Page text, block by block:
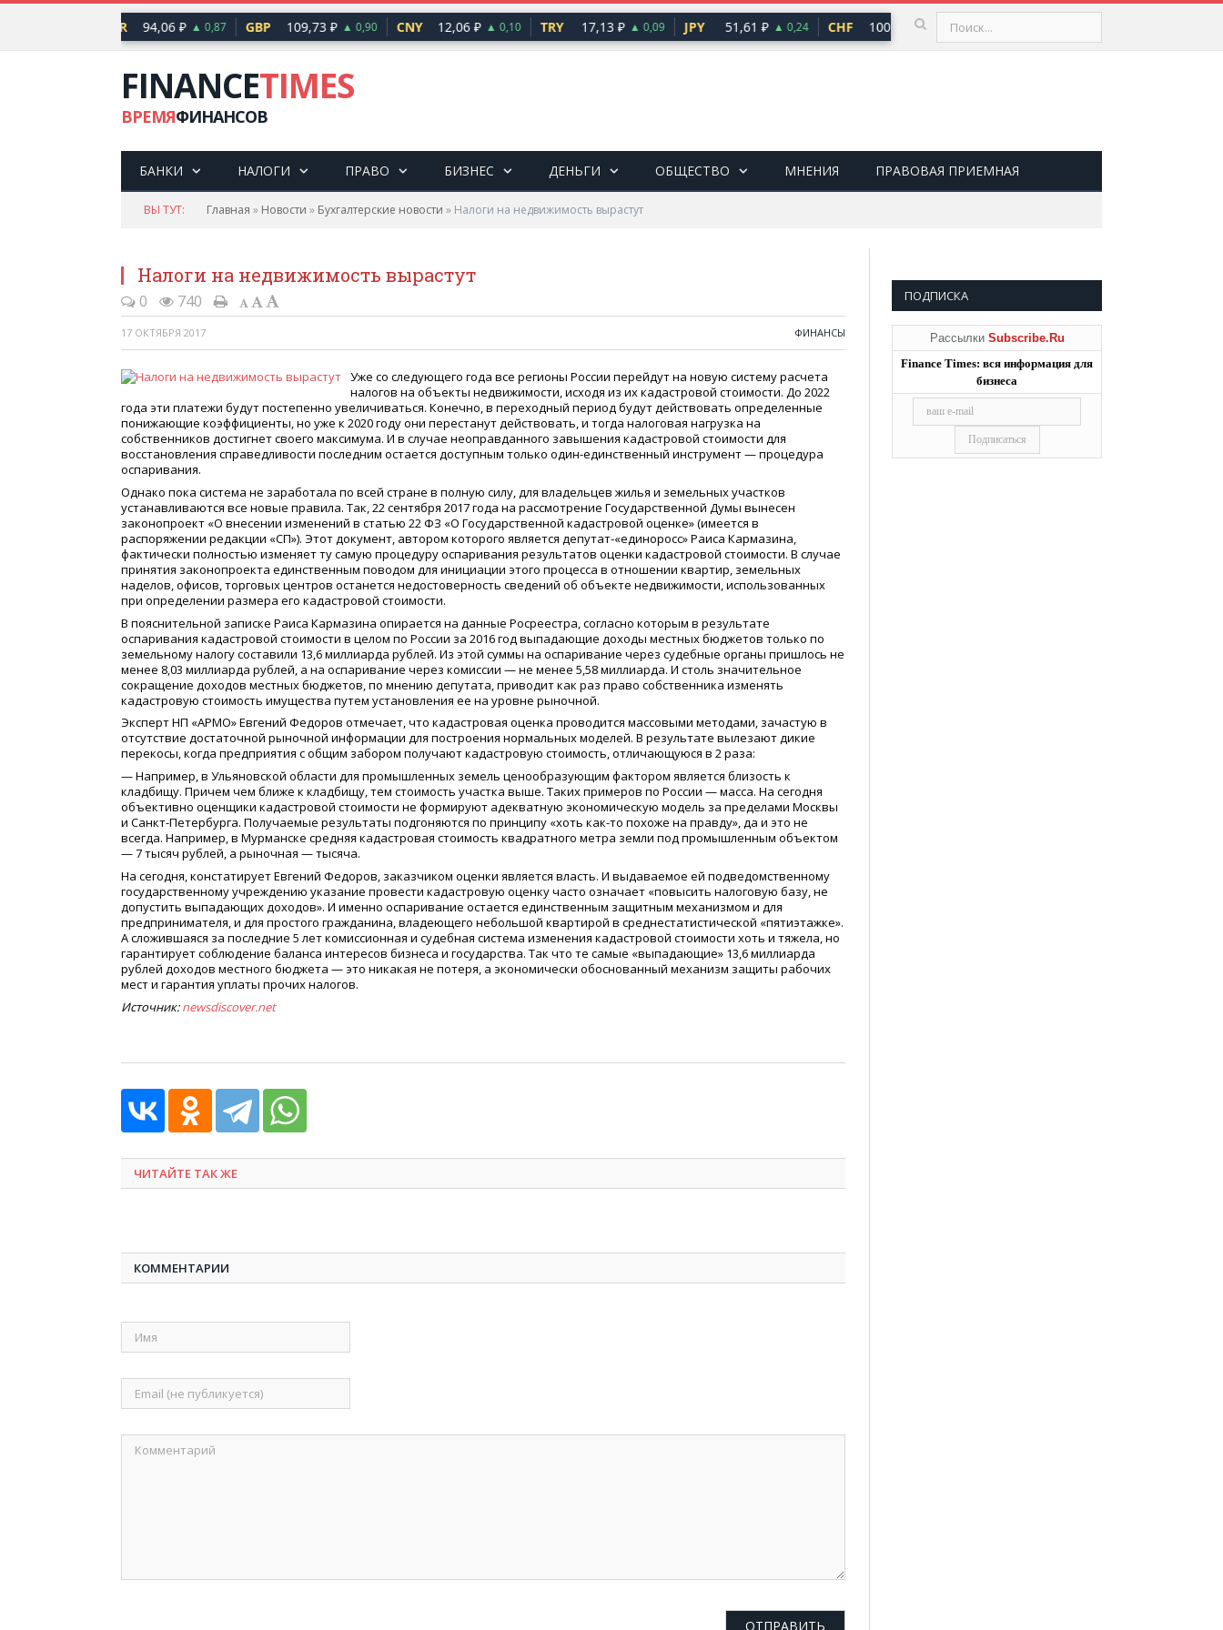
94,06 ₽ ▲ 0,87 GBP 109,73 ₽ ▲ 0,90 CNY 12,06 ₽ ▲ 0,10 TRY 17,13 ₽ ▲ 0,09 JPY 51,61 ₽ ▲ 0,24 CHF 100,66 ₽ ▲ 0,73 USD
FINANCETIMES
ВРЕМЯФИНАНСОВ
БАНКИ НАЛОГИ ПРАВО БИЗНЕС ДЕНЬГИ ОБЩЕСТВО МНЕНИЯ ПРАВОВАЯ ПРИЕМНАЯ
ВЫ ТУТ: Главная » Новости » Бухгалтерские новости » Налоги на недвижимость вырастут
Налоги на недвижимость вырастут
0 740
17 ОКТЯБРЯ 2017 ФИНАНСЫ
Уже со следующего года все регионы России перейдут на новую систему расчета
налогов на объекты недвижимости, исходя из их кадастровой стоимости. До 2022
года эти платежи будут постепенно увеличиваться. Конечно, в переходный период будут действовать определенные
понижающие коэффициенты, но уже к 2020 году они перестанут действовать, и тогда налоговая нагрузка на
собственников достигнет своего максимума. И в случае неоправданного завышения кадастровой стоимости для
восстановления справедливости последним остается доступным только один-единственный инструмент — процедура
оспаривания.
Однако пока система не заработала по всей стране в полную силу, для владельцев жилья и земельных участков
устанавливаются все новые правила. Так, 22 сентября 2017 года на рассмотрение Государственной Думы вынесен
законопроект «О внесении изменений в статью 22 ФЗ «О Государственной кадастровой оценке» (имеется в
распоряжении редакции «СП»). Этот документ, автором которого является депутат-«единоросс» Раиса Кармазина,
фактически полностью изменяет ту самую процедуру оспаривания результатов оценки кадастровой стоимости. В случае
принятия законопроекта единственным поводом для инициации этого процесса в отношении квартир, земельных
наделов, офисов, торговых центров останется недостоверность сведений об объекте недвижимости, использованных
при определении размера его кадастровой стоимости.
В пояснительной записке Раиса Кармазина опирается на данные Росреестра, согласно которым в результате
оспаривания кадастровой стоимости в целом по России за 2016 год выпадающие доходы местных бюджетов только по
земельному налогу составили 13,6 миллиарда рублей. Из этой суммы на оспаривание через судебные органы пришлось не
менее 8,03 миллиарда рублей, а на оспаривание через комиссии — не менее 5,58 миллиарда. И столь значительное
сокращение доходов местных бюджетов, по мнению депутата, приводит как раз право собственника изменять
кадастровую стоимость имущества путем установления ее на уровне рыночной.
Эксперт НП «АРМО» Евгений Федоров отмечает, что кадастровая оценка проводится массовыми методами, зачастую в
отсутствие достаточной рыночной информации для построения нормальных моделей. В результате вылезают дикие
перекосы, когда предприятия с общим забором получают кадастровую стоимость, отличающуюся в 2 раза:
— Например, в Ульяновской области для промышленных земель ценообразующим фактором является близость к
кладбищу. Причем чем ближе к кладбищу, тем стоимость участка выше. Таких примеров по России — масса. На сегодня
объективно оценщики кадастровой стоимости не формируют адекватную экономическую модель за пределами Москвы
и Санкт-Петербурга. Получаемые результаты подгоняются по принципу «хоть как-то похоже на правду», да и это не
всегда. Например, в Мурманске средняя кадастровая стоимость квадратного метра земли под промышленным объектом
— 7 тысяч рублей, а рыночная — тысяча.
На сегодня, констатирует Евгений Федоров, заказчиком оценки является власть. И выдаваемое ей подведомственному
государственному учреждению указание провести кадастровую оценку часто означает «повысить налоговую базу, не
допустить выпадающих доходов». И именно оспаривание остается единственным защитным механизмом и для
предпринимателя, и для простого гражданина, владеющего небольшой квартирой в среднестатистической «пятиэтажке».
А сложившаяся за последние 5 лет комиссионная и судебная система изменения кадастровой стоимости хоть и тяжела, но
гарантирует соблюдение баланса интересов бизнеса и государства. Так что те самые «выпадающие» 13,6 миллиарда
рублей доходов местного бюджета — это никакая не потеря, а экономически обоснованный механизм защиты рабочих
мест и гарантия уплаты прочих налогов.
Источник: newsdiscover.net
ЧИТАЙТЕ ТАК ЖЕ
КОММЕНТАРИИ
ПОДПИСКА
Рассылки Subscribe.Ru
Finance Times: вся информация для
бизнеса